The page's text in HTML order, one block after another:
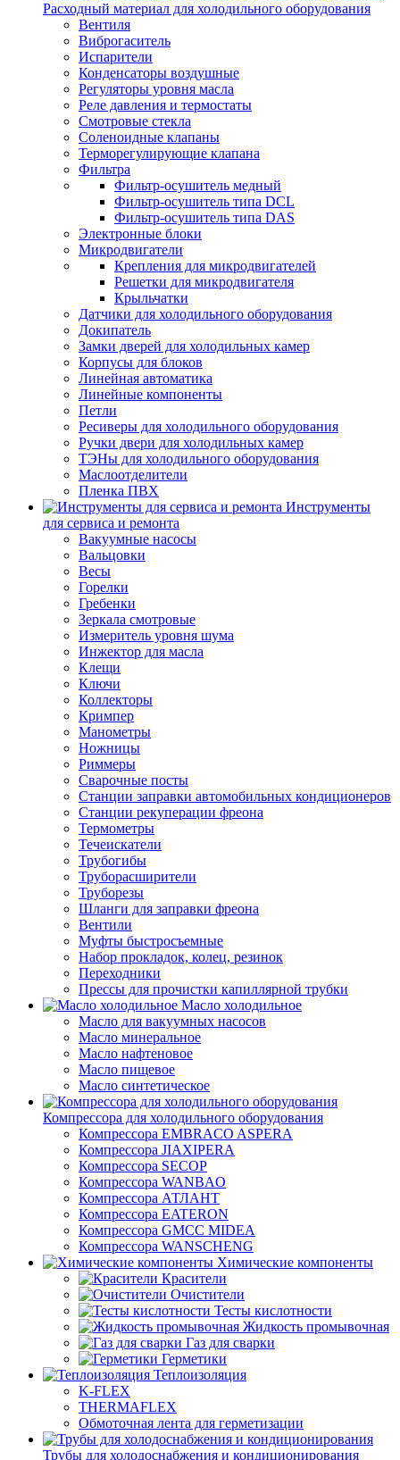
Расходный материал для холодильного оборудования
Вентиля
Виброгаситель
Испарители
Конденсаторы воздушные
Регуляторы уровня масла
Реле давления и термостаты
Смотровые стекла
Соленоидные клапаны
Терморегулирующие клапана
Фильтра
Фильтр-осушитель медный
Фильтр-осушитель типа DCL
Фильтр-осушитель типа DAS
Электронные блоки
Микродвигатели
Крепления для микродвигателей
Решетки для микродвигателя
Крыльчатки
Датчики для холодильного оборудования
Докипатель
Замки дверей для холодильных камер
Корпусы для блоков
Линейная автоматика
Линейные компоненты
Петли
Ресиверы для холодильного оборудования
Ручки двери для холодильных камер
ТЭНы для холодильного оборудования
Маслоотделители
Пленка ПВХ
Инструменты
для сервиса и ремонта
Вакуумные насосы
Вальцовки
Весы
Горелки
Гребенки
Зеркала смотровые
Измеритель уровня шума
Инжектор для масла
Клещи
Ключи
Коллекторы
Кримпер
Манометры
Ножницы
Риммеры
Сварочные посты
Станции заправки автомобильных кондиционеров
Станции рекуперации фреона
Термометры
Течеискатели
Трубогибы
Труборасширители
Труборезы
Шланги для заправки фреона
Вентили
Муфты быстросъемные
Набор прокладок, колец, резинок
Переходники
Прессы для прочистки капиллярной трубки
Масло холодильное
Масло для вакуумных насосов
Масло минеральное
Масло нафтеновое
Масло пищевое
Масло синтетическое
Компрессора для холодильного оборудования
Компрессора EMBRACO ASPERA
Компрессора JIAXIPERA
Компрессора SECOP
Компрессора WANBAO
Компрессора АТЛАНТ
Компрессора EATERON
Компрессора GMCC MIDEA
Компрессора WANSCHENG
Химические компоненты
Красители
Очистители
Тесты кислотности
Жидкость промывочная
Газ для сварки
Герметики
Теплоизоляция
K-FLEX
THERMAFLEX
Обмоточная лента для герметизации
Трубы для холодоснабжения и кондиционирования